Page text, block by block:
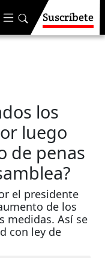
Suscríbete
los
luego
de penas
el presidente
de los
medidas. Así se
con ley de